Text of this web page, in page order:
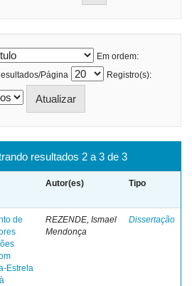
Em ordem:
Página
Registro(s):
resultados 2 a 3 de 3
Autor(es) Tipo
de
Estrela
REZENDE, Ismael
Mendonça
Dissertação